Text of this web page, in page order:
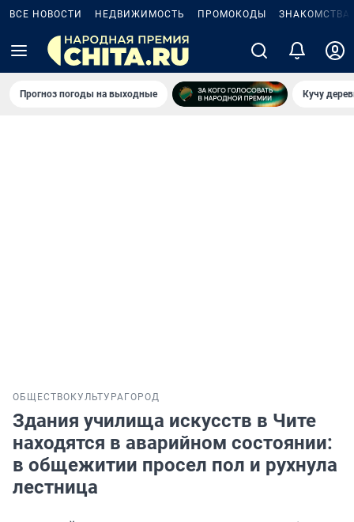
ВСЕ НОВОСТИ НЕДВИЖИМОСТЬ ПРОМОКОДЫ ЗНАКОМСТВА
Прогноз погоды на выходные Кучу
ОБЩЕСТВО КУЛЬТУРА ГОРОД
Здания училища искусств в Чите
находятся в аварийном состоянии:
в общежитии просел пол и рухнула
лестница